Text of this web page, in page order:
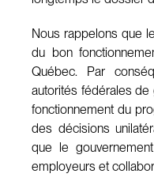
Nous rappelons que
du bon
Québec. Par
autorités fédérales de
fonctionnement du
des décisions
que le
employeurs et